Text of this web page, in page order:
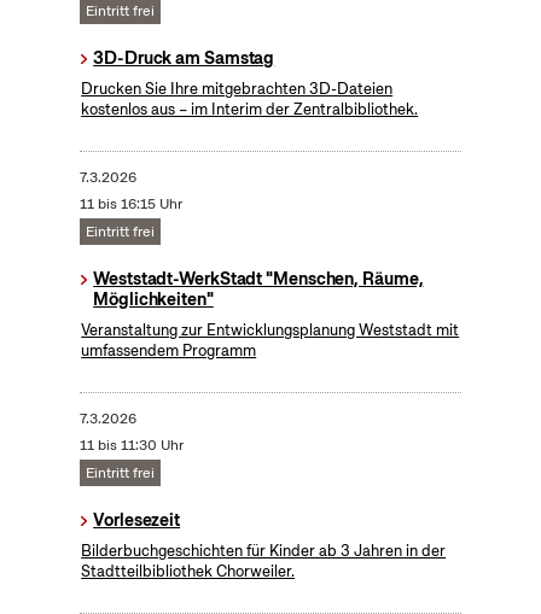
Eintritt frei
3D-Druck am Samstag
Drucken Sie Ihre mitgebrachten 3D-Dateien
kostenlos aus – im Interim der Zentralbibliothek.
7.3.2026
11 bis 16:15 Uhr
Eintritt frei
Weststadt-WerkStadt "Menschen, Räume,
Möglichkeiten"
Veranstaltung zur Entwicklungsplanung Weststadt mit
umfassendem Programm
7.3.2026
11 bis 11:30 Uhr
Eintritt frei
Vorlesezeit
Bilderbuchgeschichten für Kinder ab 3 Jahren in der
Stadtteilbibliothek Chorweiler.